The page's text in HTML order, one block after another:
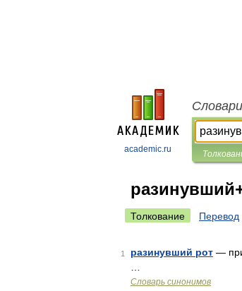
academic.ru
Толкование Перевод
1 разинувший рот —
Словарь синонимов